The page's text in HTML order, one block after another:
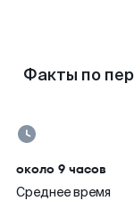
Факты по
около 9 часов
Среднее время